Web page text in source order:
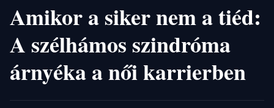
Amikor a siker nem a tiéd:
A szélhámos szindróma
árnyéka a női karrierben